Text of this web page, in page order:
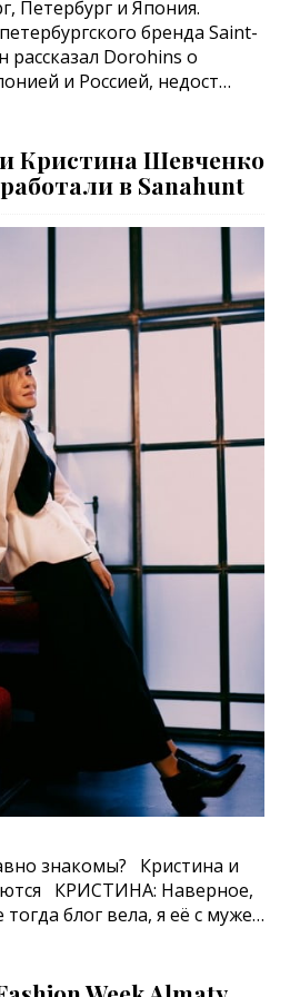
Петербург и Япония.
бренда Saint-
Dorohins о
и Россией, недост…
Кристина Шевченкo
в Sanahunt
знакомы? Кристина и
КРИСТИНА: Наверное,
блог вела, я её с муже…